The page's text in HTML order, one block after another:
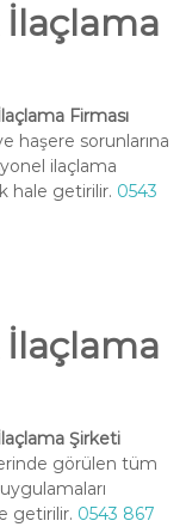
İlaçlama
Firması
haşere sorunlarına
ilaçlama
hale getirilir. 0543
İlaçlama
Şirketi
görülen tüm
getirilir. 0543 867